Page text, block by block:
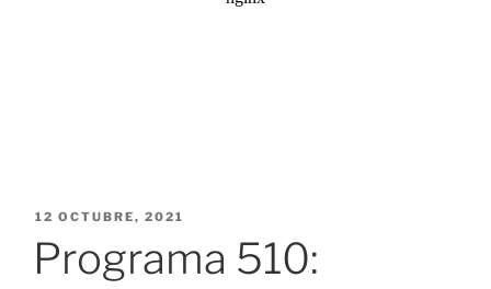
PUBLICADO
12 OCTUBRE, 2021
Programa 510: